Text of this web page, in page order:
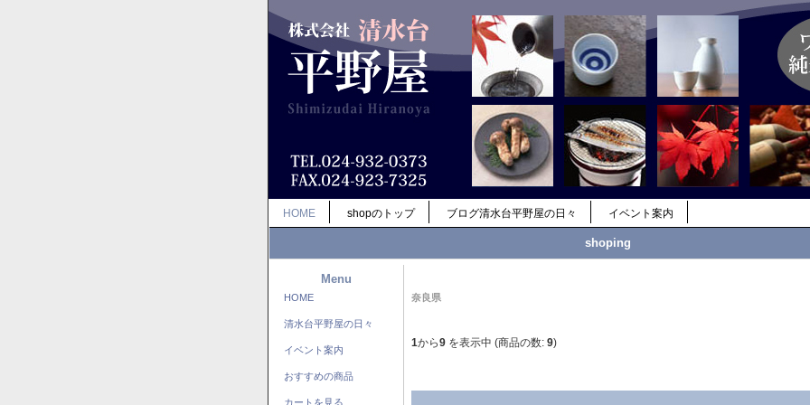
HOME shopのトップ ブログ清水台平野屋の日々 イベント案内
shoping
Menu
HOME
清水台平野屋の日々
イベント案内
おすすめの商品
カートを見る
奈良県
1から9 を表示中 (商品の数: 9)